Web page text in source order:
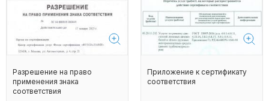
Разрешение на право
применения знака
соответствия
Приложение к сертификату
соответствия